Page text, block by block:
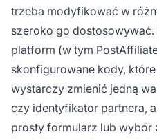
trzeba modyfikować w
szeroko go
platform (w tym
skonfigurowane kody,
wystarczy zmienić jedną
czy identyfikator partnera,
prosty formularz lub wybór